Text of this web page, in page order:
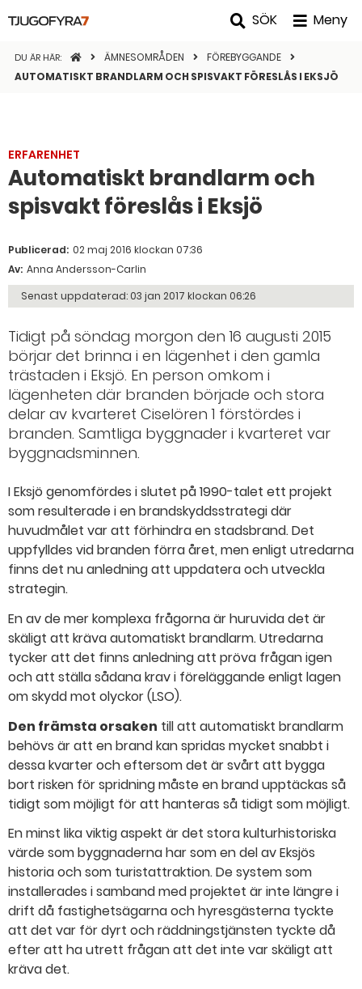
SÖK Meny
DU ÄR HÄR: STARTSIDANÄMNESOMRÅDEN
FÖREBYGGANDE
AUTOMATISKT BRANDLARM OCH SPISVAKT FÖRESLÅS I EKSJÖ
ERFARENHET
Automatiskt brandlarm och
spisvakt föreslås i Eksjö
Publicerad: 02 maj 2016 klockan 07:36
Av: Anna Andersson-Carlin
Senast uppdaterad: 03 jan 2017 klockan 06:26
Tidigt på söndag morgon den 16 augusti 2015
börjar det brinna i en lägenhet i den gamla
trästaden i Eksjö. En person omkom i
lägenheten där branden började och stora
delar av kvarteret Ciselören 1 förstördes i
branden. Samtliga byggnader i kvarteret var
byggnadsminnen.
I Eksjö genomfördes i slutet på 1990-talet ett projekt
som resulterade i en brandskyddsstrategi där
huvudmålet var att förhindra en stadsbrand. Det
uppfylldes vid branden förra året, men enligt utredarna
finns det nu anledning att uppdatera och utveckla
strategin.
En av de mer komplexa frågorna är huruvida det är
skäligt att kräva automatiskt brandlarm. Utredarna
tycker att det finns anledning att pröva frågan igen
och att ställa sådana krav i föreläggande enligt lagen
om skydd mot olyckor (LSO).
Den främsta orsaken till att automatiskt brandlarm
behövs är att en brand kan spridas mycket snabbt i
dessa kvarter och eftersom det är svårt att bygga
bort risken för spridning måste en brand upptäckas så
tidigt som möjligt för att hanteras så tidigt som möjligt.
En minst lika viktig aspekt är det stora kulturhistoriska
värde som byggnaderna har som en del av Eksjös
historia och som turistattraktion. De system som
installerades i samband med projektet är inte längre i
drift då fastighetsägarna och hyresgästerna tyckte
att det var för dyrt och räddningstjänsten tyckte då
efter att ha utrett frågan att det inte var skäligt att
kräva det.